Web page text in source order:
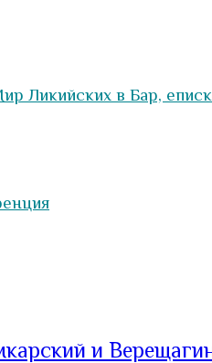
Ликийских в Бар,
и